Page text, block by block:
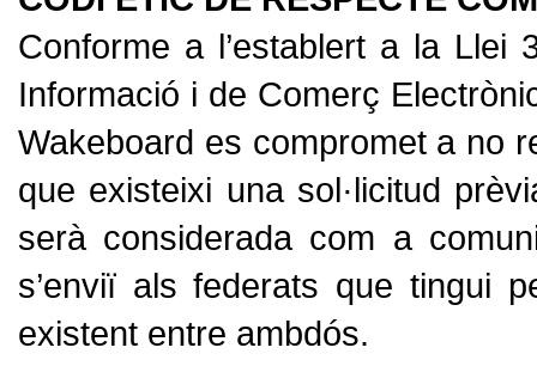
Conforme a l’establert a la
Informació i de Comerç
Wakeboard es compromet a no
que existeixi una sol·licitud
serà considerada com a
s’enviï als federats que tingui
existent entre ambdós.